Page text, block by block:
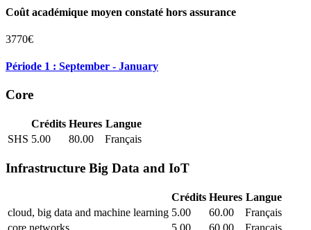
Coût académique moyen constaté hors assurance
3770€
Période 1 : September - January
Core
Crédits Heures Langue
SHS 5.00 80.00 Français
Infrastructure Big Data and IoT
Crédits Heures Langue
cloud, big data and machine learning 5.00 60.00
Français
core networks
5.00 60.00
Français